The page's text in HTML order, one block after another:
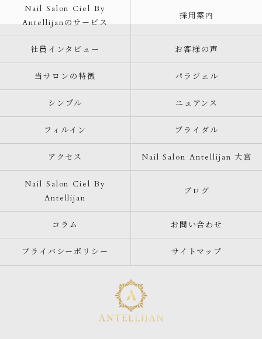
Nail Salon Ciel By
Antellijanのサービス
採用案内
社員インタビュー お客様の声
当サロンの特徴 パラジェル
シンプル ニュアンス
フィルイン ブライダル
アクセス Nail Salon Antellijan 大宮
Nail Salon Ciel By
Antellijan
ブログ
コラム お問い合わせ
プライバシーポリシー サイトマップ